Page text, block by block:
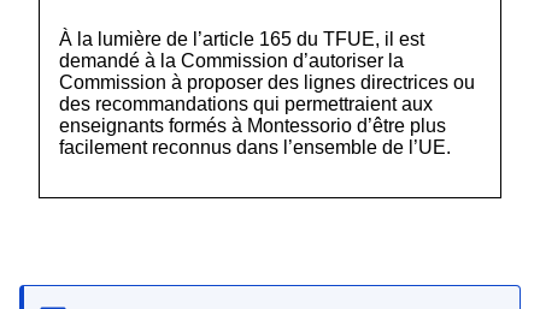
À la lumière de l’article 165 du TFUE, il est
demandé à la Commission d’autoriser la
Commission à proposer des lignes directrices ou
des recommandations qui permettraient aux
enseignants formés à Montessorio d’être plus
facilement reconnus dans l’ensemble de l’UE.